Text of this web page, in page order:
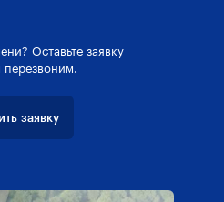
Оставьте заявку
заявку